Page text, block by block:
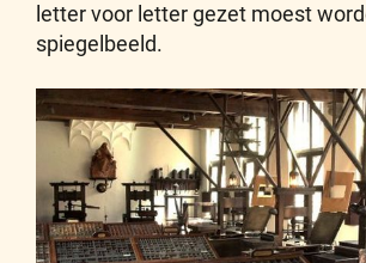
letter voor letter gezet moest
spiegelbeeld.